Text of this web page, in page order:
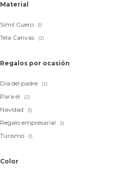
Material
Símil Cuero (1)
Tela Canvas (2)
Regalos por ocasión
Día del padre (2)
Para él (2)
Navidad (1)
Regalo empresarial (1)
Turismo (1)
Color